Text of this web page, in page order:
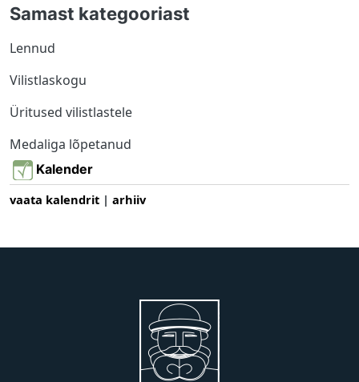
Samast kategooriast
Lennud
Vilistlaskogu
Üritused vilistlastele
Medaliga lõpetanud
Kalender
vaata kalendrit | arhiiv